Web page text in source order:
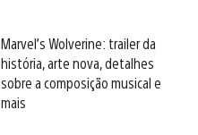
Marvel’s Wolverine: trailer da
história, arte nova, detalhes
sobre a composição musical e
mais